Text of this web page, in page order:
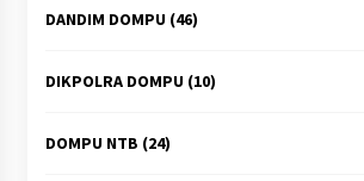
DANDIM DOMPU(46)
DIKPOLRA DOMPU(10)
DOMPU NTB (24)